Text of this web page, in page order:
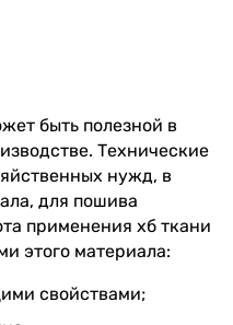
быть полезной в
Технические
нужд, в
для пошива
применения хб ткани
этого материала:
свойствами;